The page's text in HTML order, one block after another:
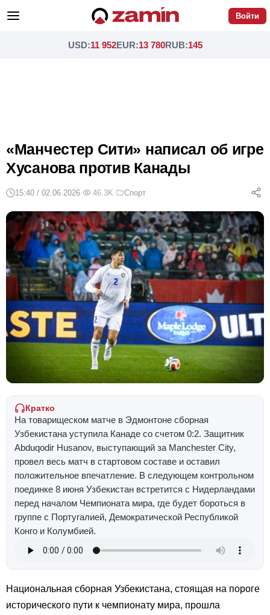
Войти
USD:11 952EUR:13 780RUB:145
«Манчестер Сити» написал об игре
Хусанова против Канады
15:40 / 02.06.2026· 46.3K· Спорт
Кратко
На товарищеском матче в Эдмонтоне сборная
Узбекистана уступила Канаде со счетом 0:2. Защитник
Abduqodir Husanov, выступающий за Manchester City,
провел весь матч в стартовом составе и оставил
положительное впечатление. В следующем контрольном
поединке 8 июня Узбекистан встретится с Нидерландами
перед началом Чемпионата мира, где будет бороться в
группе с Португалией, Демократической Республикой
Конго и Колумбией.
Национальная сборная Узбекистана, стоящая на пороге
исторического пути к чемпионату мира, прошла